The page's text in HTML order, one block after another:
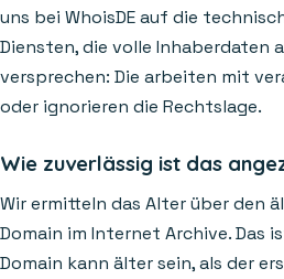
uns bei WhoisDE auf die
Diensten, die volle Inhaberdaten
versprechen: Die arbeiten mit
oder ignorieren die Rechtslage.
Wie zuverlässig ist das
Wir ermitteln das Alter über den
Domain im Internet Archive. Das
Domain kann älter sein, als der